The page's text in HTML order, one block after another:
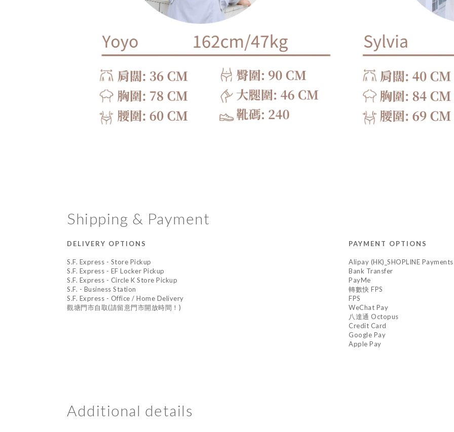
Shipping & Payment
DELIVERY OPTIONS
S.F. Express - Store Pickup
S.F. Express - EF Locker Pickup
S.F. Express - Circle K Store Pickup
S.F. - Business Station
S.F. Express - Office / Home Delivery
觀塘門市自取(請留意門市開放時間！)
PAYMENT OPTIONS
Alipay (HK)_SHOPLINE Payments
Bank Transfer
PayMe
轉數快 FPS
FPS
WeChat Pay
八達通 Octopus
Credit Card
Google Pay
Apple Pay
Additional details